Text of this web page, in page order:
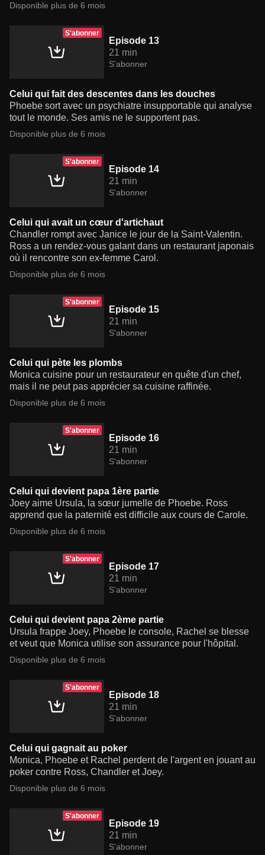
Disponible plus de 6 mois
S'abonner
Episode 13
21 min
S'abonner
Celui qui fait des descentes dans les douches
Phoebe sort avec un psychiatre insupportable qui analyse
tout le monde. Ses amis ne le supportent pas.
Disponible plus de 6 mois
S'abonner
Episode 14
21 min
S'abonner
Celui qui avait un cœur d'artichaut
Chandler rompt avec Janice le jour de la Saint-Valentin.
Ross a un rendez-vous galant dans un restaurant japonais
où il rencontre son ex-femme Carol.
Disponible plus de 6 mois
S'abonner
Episode 15
21 min
S'abonner
Celui qui pète les plombs
Monica cuisine pour un restaurateur en quête d'un chef,
mais il ne peut pas apprécier sa cuisine raffinée.
Disponible plus de 6 mois
S'abonner
Episode 16
21 min
S'abonner
Celui qui devient papa 1ère partie
Joey aime Ursula, la sœur jumelle de Phoebe. Ross
apprend que la paternité est difficile aux cours de Carole.
Disponible plus de 6 mois
S'abonner
Episode 17
21 min
S'abonner
Celui qui devient papa 2ème partie
Ursula frappe Joey, Phoebe le console, Rachel se blesse
et veut que Monica utilise son assurance pour l'hôpital.
Disponible plus de 6 mois
S'abonner
Episode 18
21 min
S'abonner
Celui qui gagnait au poker
Monica, Phoebe et Rachel perdent de l'argent en jouant au
poker contre Ross, Chandler et Joey.
Disponible plus de 6 mois
S'abonner
Episode 19
21 min
S'abonner